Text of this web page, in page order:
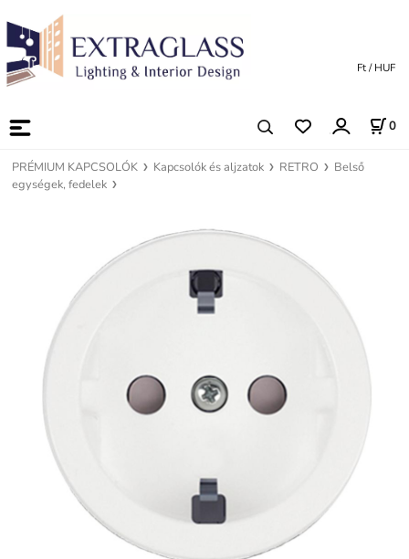
0
Ft / HUF
PRÉMIUM KAPCSOLÓK Kapcsolók és aljzatok RETRO
Belső
egységek, fedelek